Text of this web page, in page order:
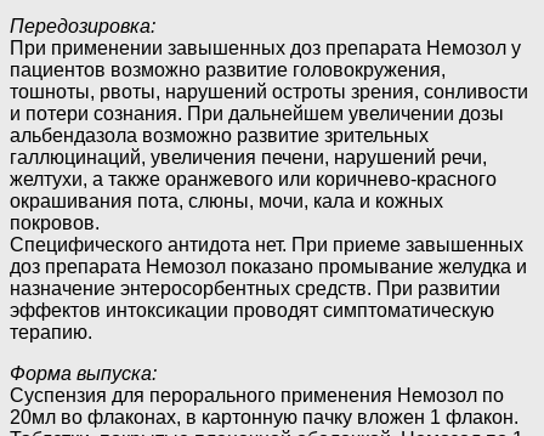
Передозировка:
При применении завышенных доз препарата Немозол у
пациентов возможно развитие головокружения,
тошноты, рвоты, нарушений остроты зрения, сонливости
и потери сознания. При дальнейшем увеличении дозы
альбендазола возможно развитие зрительных
галлюцинаций, увеличения печени, нарушений речи,
желтухи, а также оранжевого или коричнево-красного
окрашивания пота, слюны, мочи, кала и кожных
покровов.
Специфического антидота нет. При приеме завышенных
доз препарата Немозол показано промывание желудка и
назначение энтеросорбентных средств. При развитии
эффектов интоксикации проводят симптоматическую
терапию.
Форма выпуска:
Суспензия для перорального применения Немозол по
20мл во флаконах, в картонную пачку вложен 1 флакон.